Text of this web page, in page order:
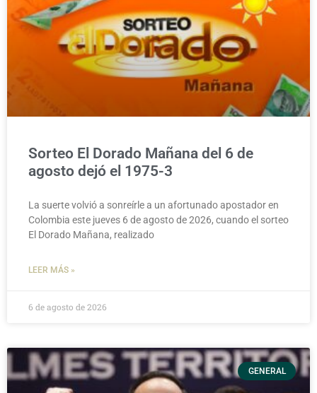
Sorteo El Dorado Mañana del 6 de
agosto dejó el 1975-3
La suerte volvió a sonreírle a un afortunado apostador en
Colombia este jueves 6 de agosto de 2026, cuando el sorteo
El Dorado Mañana, realizado
LEER MÁS »
6 de agosto de 2026
GENERAL